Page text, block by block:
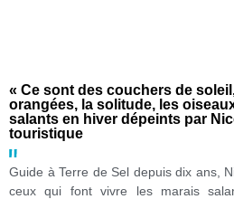
« Ce sont des couchers de
orangées, la solitude, les
salants en hiver dépeints par
touristique
Guide à Terre de Sel depuis dix ans,
ceux qui font vivre les marais